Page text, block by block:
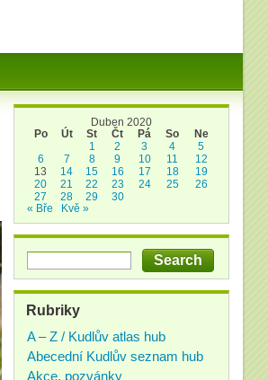
Duben 2020
Po
Út St Čt Pá So
Ne
1
2 3 4
5
6
7 8 9 10 11
12
13
14 15 16 17 18
19
20
21 22 23 24 25
26
27
28 29
30
« Bře
Kvě »
Rubriky
A – Z / Kudlův atlas hub
Abecední Kudlův seznam hub
Akce, pozvánky